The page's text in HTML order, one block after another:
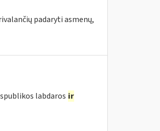
padaryti asmenų,
labdaros ir